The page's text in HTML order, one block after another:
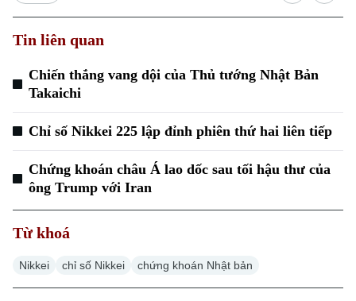
Xu hướng
Tin liên quan
Chiến thắng vang dội của Thủ tướng Nhật Bản
Takaichi
Chỉ số Nikkei 225 lập đỉnh phiên thứ hai liên tiếp
Chứng khoán châu Á lao dốc sau tối hậu thư của
ông Trump với Iran
Từ khoá
Nikkei chỉ số Nikkei chứng khoán Nhật bản